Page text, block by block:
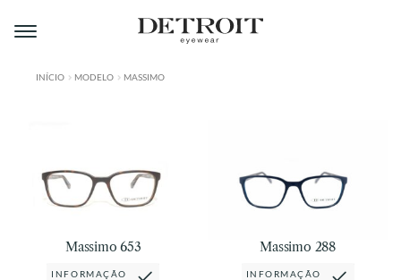
Pular
para
Pular
para
A MONTMARTRE
CONTATO
INÍCIO MODELO MASSIMO
Massimo 653
INFORMAÇÃO
Massimo 288
INFORMAÇÃO